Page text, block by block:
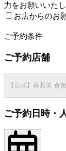
力をお願いいたし
お店からのお
ご予約条件
ご予約店舗
【公式】吾照里
ご予約日時・